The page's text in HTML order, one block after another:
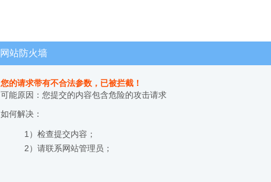
网站防火墙
您的请求带有不合法参数，已被拦截！
可能原因：您提交的内容包含危险的攻击请求
如何解决：
1）检查提交内容；
2）请联系网站管理员；